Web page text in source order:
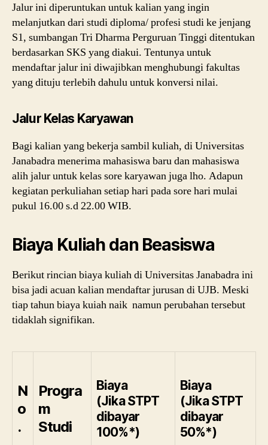
Jalur ini diperuntukan untuk kalian yang ingin
melanjutkan dari studi diploma/ profesi studi ke jenjang
S1, sumbangan Tri Dharma Perguruan Tinggi ditentukan
berdasarkan SKS yang diakui. Tentunya untuk
mendaftar jalur ini diwajibkan menghubungi fakultas
yang dituju terlebih dahulu untuk konversi nilai.
Jalur Kelas Karyawan
Bagi kalian yang bekerja sambil kuliah, di Universitas
Janabadra menerima mahasiswa baru dan mahasiswa
alih jalur untuk kelas sore karyawan juga lho. Adapun
kegiatan perkuliahan setiap hari pada sore hari mulai
pukul 16.00 s.d 22.00 WIB.
Biaya Kuliah dan Beasiswa
Berikut rincian biaya kuliah di Universitas Janabadra ini
bisa jadi acuan kalian mendaftar jurusan di UJB. Meski
tiap tahun biaya kuiah naik namun perubahan tersebut
tidaklah signifikan.
N
o
.
Progra
m
Studi
Biaya
(Jika STPT
dibayar
100%*)
Biaya
(Jika STPT
dibayar
50%*)